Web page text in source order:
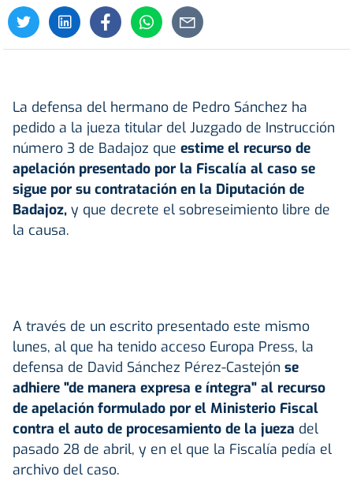
La defensa del hermano de Pedro Sánchez ha
pedido a la jueza titular del Juzgado de Instrucción
número 3 de Badajoz que estime el recurso de
apelación presentado por la Fiscalía al caso se
sigue por su contratación en la Diputación de
Badajoz, y que decrete el sobreseimiento libre de
la causa.
A través de un escrito presentado este mismo
lunes, al que ha tenido acceso Europa Press, la
defensa de David Sánchez Pérez-Castejón se
adhiere "de manera expresa e íntegra" al recurso
de apelación formulado por el Ministerio Fiscal
contra el auto de procesamiento de la jueza del
pasado 28 de abril, y en el que la Fiscalía pedía el
archivo del caso.